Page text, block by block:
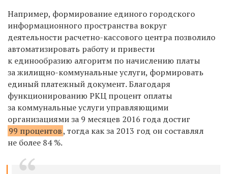
Например, формирование единого городского
информационного пространства вокруг
деятельности расчетно-кассового центра позволило
автоматизировать работу и привести
к единообразию алгоритм по начислению платы
за жилищно-коммунальные услуги, формировать
единый платежный документ. Благодаря
функционированию РКЦ процент оплаты
за коммунальные услуги управляющими
организациями за 9 месяцев 2016 года достиг
99 процентов, тогда как за 2013 год он составлял
не более 84 %.